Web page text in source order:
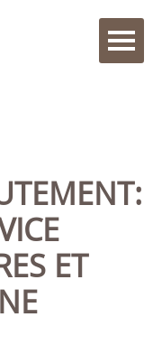
ET